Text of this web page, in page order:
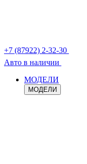
+7 (87922) 2-32-30
Авто в наличии
МОДЕЛИ
МОДЕЛИ